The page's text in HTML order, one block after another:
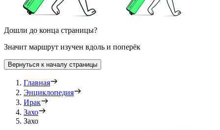
Дошли до конца страницы?
Значит маршрут изучен вдоль и поперёк
Вернуться к началу страницы
Главная
Энциклопедия
Ирак
Захо
Захо